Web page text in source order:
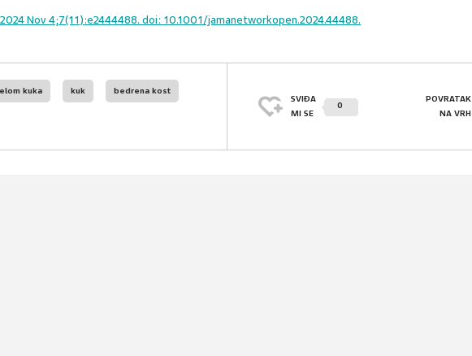
Nov 4;7(11):e2444488. doi: 10.1001/jamanetworkopen.2024.44488.
kuka kuk bedrena kost
SVIĐA
MI SE
0
POVRATAK
NA VRH